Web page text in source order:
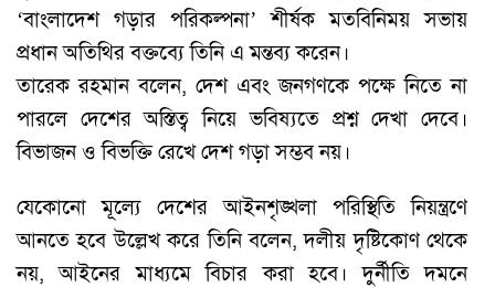
‘বাংলাদেশ গড়ার পরিকল্পনা’ শীর্ষক মতবিনিময় সভায়
প্রধান অতিথির বক্তব্যে তিনি এ মন্তব্য করেন।
তারেক রহমান বলেন, দেশ এবং জনগণকে পক্ষে নিতে না
পারলে দেশের অস্তিত্ব নিয়ে ভবিষ্যতে প্রশ্ন দেখা দেবে।
বিভাজন ও বিভক্তি রেখে দেশ গড়া সম্ভব নয়।
যেকোনো মূল্যে দেশের আইনশৃঙ্খলা পরিস্থিতি নিয়ন্ত্রণে
আনতে হবে উল্লেখ করে তিনি বলেন, দলীয় দৃষ্টিকোণ থেকে
নয়, আইনের মাধ্যমে বিচার করা হবে। দুর্নীতি দমনে